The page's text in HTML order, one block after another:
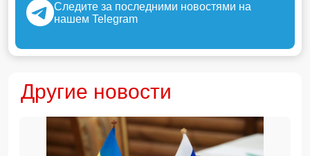
Следите за последними новостями на
нашем Telegram
Другие новости